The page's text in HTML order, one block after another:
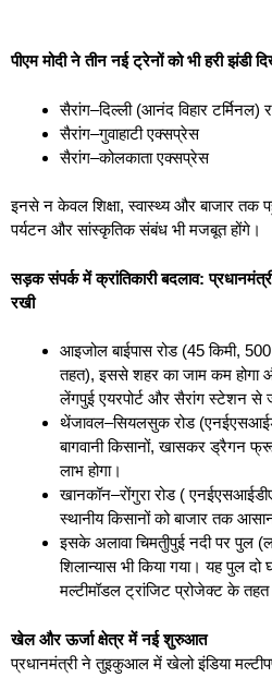
पीएम मोदी ने तीन नई ट्रेनों को भी हरी झंडी
सैरांग–दिल्ली (आनंद विहार टर्मिनल)
सैरांग–गुवाहाटी एक्सप्रेस
सैरांग–कोलकाता एक्सप्रेस
इनसे न केवल शिक्षा, स्वास्थ्य और बाजार तक
पर्यटन और सांस्कृतिक संबंध भी मजबूत होंगे।
सड़क संपर्क में क्रांतिकारी बदलाव:
रखी
आइजोल बाईपास रोड (45 किमी,
तहत), इससे शहर का जाम कम होगा
लेंगपुई एयरपोर्ट और सैरांग स्टेशन से
थेंजावल–सियलसुक रोड
बागवानी किसानों, खासकर ड्रैगन
लाभ होगा।
खानकॉन–रोंगुरा रोड (
स्थानीय किसानों को बाजार तक
इसके अलावा चिमतुीपुई नदी पर पुल
शिलान्यास भी किया गया। यह पुल
मल्टीमॉडल ट्रांजिट प्रोजेक्ट के तहत
खेल और ऊर्जा क्षेत्र में नई शुरुआत
प्रधानमंत्री ने तुइकुआल में खेलो इंडिया